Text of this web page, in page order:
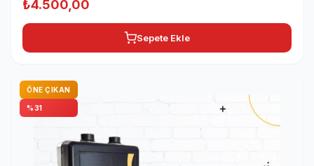
Orijinal
fiyat:
₺6.500,00.
₺4.500,00
andaki
Sepete Ekle
ÖNE ÇIKAN
%31